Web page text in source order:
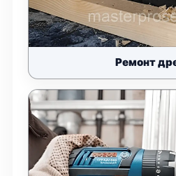
Ремонт